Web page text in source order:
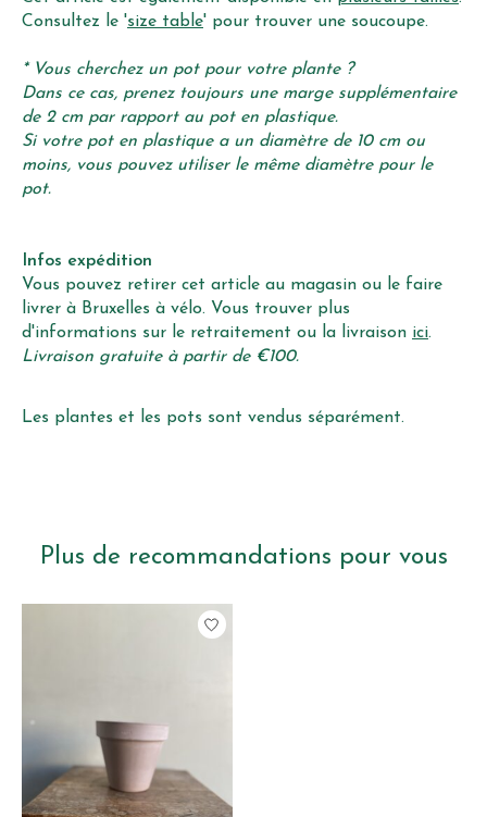
Consultez le 'size table' pour trouver une soucoupe.
* Vous cherchez un pot pour votre plante ?
Dans ce cas, prenez toujours une marge supplémentaire
de 2 cm par rapport au pot en plastique.
Si votre pot en plastique a un diamètre de 10 cm ou
moins, vous pouvez utiliser le même diamètre pour le
pot.
Infos expédition
Vous pouvez retirer cet article au magasin ou le faire
livrer à Bruxelles à vélo. Vous trouver plus
d'informations sur le retraitement ou la livraison ici.
Livraison gratuite à partir de €100.
Les plantes et les pots sont vendus séparément.
Plus de recommandations pour vous
Articles du carrousel de produits